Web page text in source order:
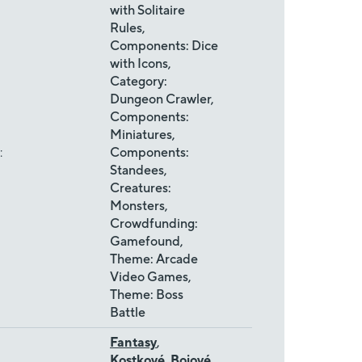
:
with Solitaire
Rules,
Components: Dice
with Icons,
Category:
Dungeon Crawler,
Components:
Miniatures,
Components:
Standees,
Creatures:
Monsters,
Crowdfunding:
Gamefound,
Theme: Arcade
Video Games,
Theme: Boss
Battle
Fantasy,